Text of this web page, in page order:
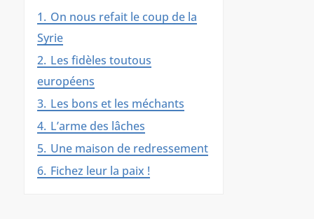
1. On nous refait le coup de la
Syrie
2. Les fidèles toutous
européens
3. Les bons et les méchants
4. L’arme des lâches
5. Une maison de redressement
6. Fichez leur la paix !